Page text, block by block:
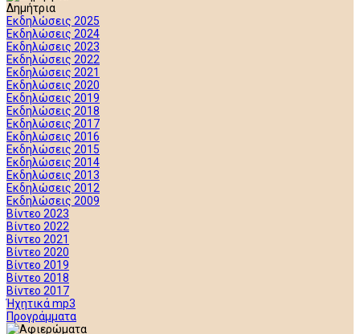
Δημήτρια
Εκδηλώσεις 2025
Εκδηλώσεις 2024
Εκδηλώσεις 2023
Εκδηλώσεις 2022
Εκδηλώσεις 2021
Εκδηλώσεις 2020
Εκδηλώσεις 2019
Εκδηλώσεις 2018
Εκδηλώσεις 2017
Εκδηλώσεις 2016
Εκδηλώσεις 2015
Εκδηλώσεις 2014
Εκδηλώσεις 2013
Εκδηλώσεις 2012
Εκδηλώσεις 2009
Βίντεο 2023
Βίντεο 2022
Βίντεο 2021
Βίντεο 2020
Βίντεο 2019
Βίντεο 2018
Βίντεο 2017
Ήχητικά mp3
Προγράμματα